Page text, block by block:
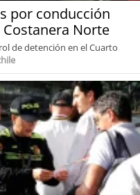
por conducción
Norte
de detención en el Cuarto